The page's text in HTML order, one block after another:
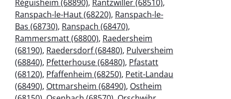
Réguisheim (68890), Rantzwiller (68510),
Ranspach-le-Haut (68220), Ranspach-le-
Bas (68730), Ranspach (68470),
Rammersmatt (68800), Raedersheim
(68190), Raedersdorf (68480), Pulversheim
(68840), Pfetterhouse (68480), Pfastatt
(68120), Pfaffenheim (68250), Petit-Landau
(68490), Ottmarsheim (68490), Ostheim